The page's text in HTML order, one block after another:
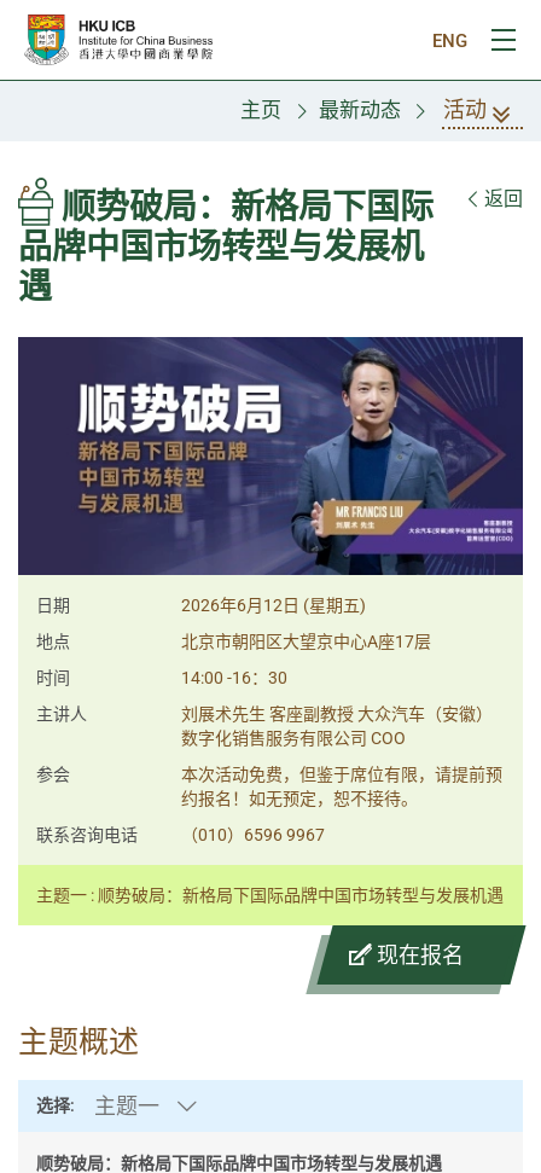
跳往主要内容
ENG
打
主页 最新动态 活动
顺势破局：新格局下国际
品牌中国市场转型与发展机
遇
返回
日期
2026年6月12日 (星期五)
地点
北京市朝阳区大望京中心A座17层
时间
14:00 -16：30
主讲人
刘展术先生 客座副教授 大众汽车（安徽）
数字化销售服务有限公司 COO
参会
本次活动免费，但鉴于席位有限，请提前预
约报名！如无预定，恕不接待。
联系咨询电话
（010）6596 9967
主题一 : 顺势破局：新格局下国际品牌中国市场转型与发展机遇
现在报名
主题概述
选择: 主题一
顺势破局：新格局下国际品牌中国市场转型与发展机遇